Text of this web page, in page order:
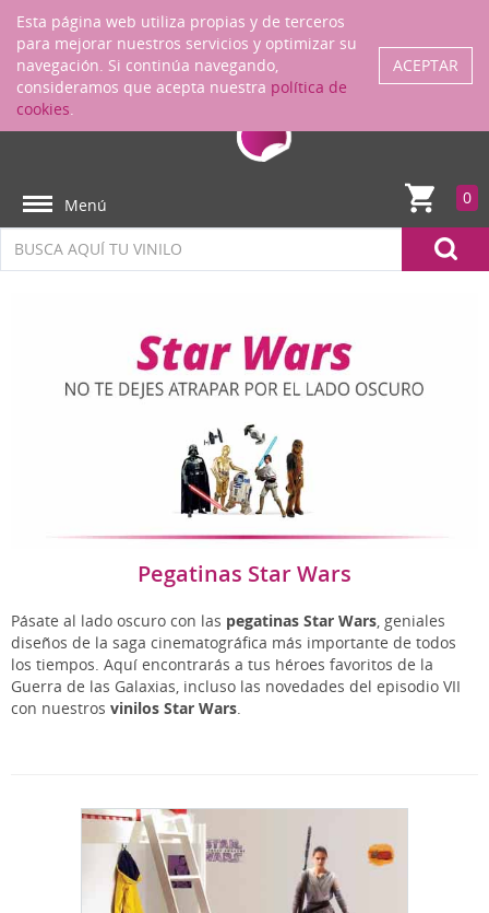
ENTRAR
Menú 0
Pegatinas Star Wars
Pásate al lado oscuro con las pegatinas Star Wars, geniales
diseños de la saga cinematográfica más importante de todos
los tiempos. Aquí encontrarás a tus héroes favoritos de la
Guerra de las Galaxias, incluso las novedades del episodio VII
con nuestros vinilos Star Wars.
Esta página web utiliza propias y de terceros
para mejorar nuestros servicios y optimizar su
navegación. Si continúa navegando,
consideramos que acepta nuestra política de
cookies.
ACEPTAR